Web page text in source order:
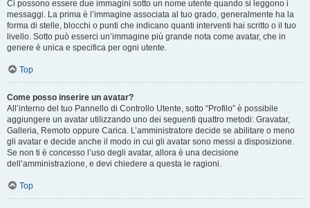
Ci possono essere due immagini sotto un nome utente quando si leggono i
messaggi. La prima è l’immagine associata al tuo grado, generalmente ha la
forma di stelle, blocchi o punti che indicano quanti interventi hai scritto o il tuo
livello. Sotto può esserci un’immagine più grande nota come avatar, che in
genere è unica e specifica per ogni utente.
Top
Come posso inserire un avatar?
All’interno del tuo Pannello di Controllo Utente, sotto “Profilo” è possibile
aggiungere un avatar utilizzando uno dei seguenti quattro metodi: Gravatar,
Galleria, Remoto oppure Carica. L’amministratore decide se abilitare o meno
gli avatar e decide anche il modo in cui gli avatar sono messi a disposizione.
Se non ti è concesso l’uso degli avatar, allora è una decisione
dell’amministrazione, e devi chiedere a questa le ragioni.
Top